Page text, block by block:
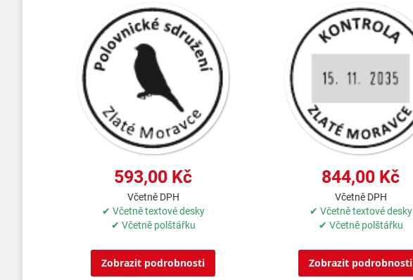
593,00 Kč
Včetně DPH
✔ Včetně textové desky
✔ Včetně polštářku
Zobrazit podrobnosti
844,00 Kč
Včetně DPH
✔ Včetně textové desky
✔ Včetně polštářku
Zobrazit podrobnosti